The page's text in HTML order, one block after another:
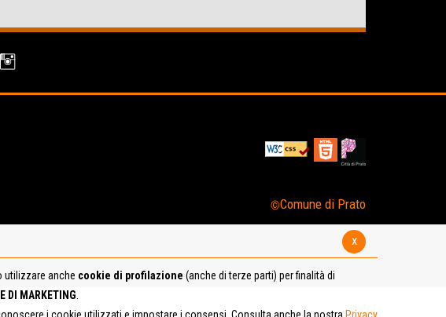
Comune di Prato
x
utilizzare anche cookie di profilazione (anche di terze parti) per finalità di
DI MARKETING